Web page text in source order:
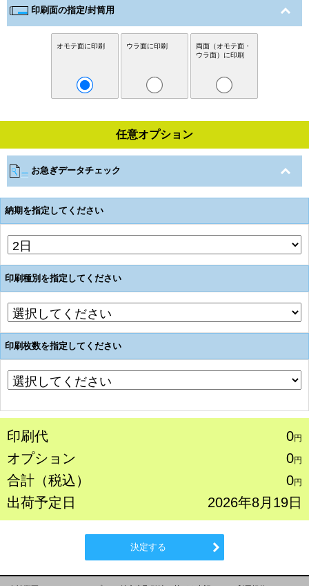
印刷面の指定/封筒用
オモテ面に印刷 ウラ面に印刷
両面（オモテ面・
ウラ面）に印刷
任意オプション
お急ぎデータチェック
納期を指定してください
印刷種別を指定してください
印刷枚数を指定してください
印刷代 0円
オプション 0円
合計（税込） 0円
出荷予定日 2026年8月19日
決定する